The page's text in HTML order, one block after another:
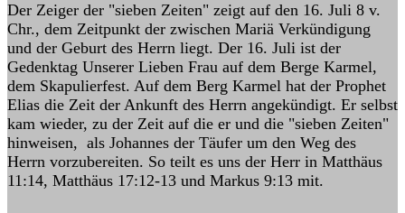
Der Zeiger der "sieben Zeiten" zeigt auf den 16. Juli 8 v.
Chr., dem Zeitpunkt der zwischen Mariä Verkündigung
und der Geburt des Herrn liegt. Der 16. Juli ist der
Gedenktag Unserer Lieben Frau auf dem Berge Karmel,
dem Skapulierfest. Auf dem Berg Karmel hat der Prophet
Elias die Zeit der Ankunft des Herrn angekündigt. Er selbst
kam wieder, zu der Zeit auf die er und die "sieben Zeiten"
hinweisen, als Johannes der Täufer um den Weg des
Herrn vorzubereiten. So teilt es uns der Herr in Matthäus
11:14, Matthäus 17:12-13 und Markus 9:13 mit.